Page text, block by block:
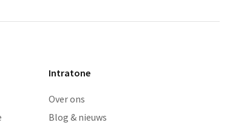
Intratone
Over ons
Blog & nieuws